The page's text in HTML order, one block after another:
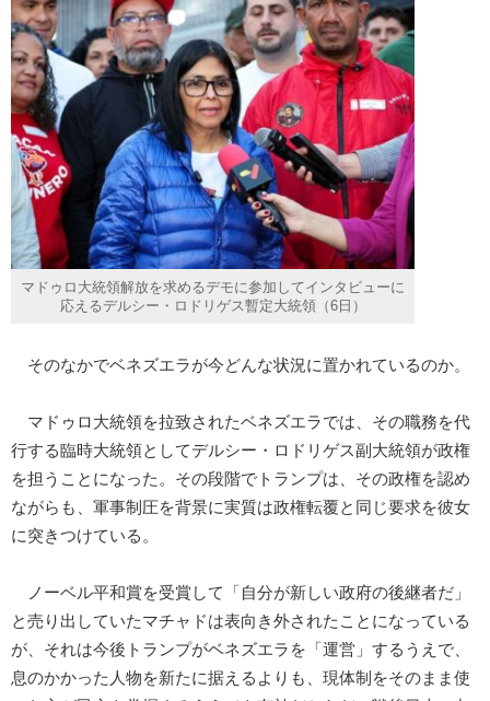
マドゥロ大統領解放を求めるデモに参加してインタビューに
応えるデルシー・ロドリゲス暫定大統領（6日）
そのなかでベネズエラが今どんな状況に置かれているのか。
マドゥロ大統領を拉致されたベネズエラでは、その職務を代
行する臨時大統領としてデルシー・ロドリゲス副大統領が政権
を担うことになった。その段階でトランプは、その政権を認め
ながらも、軍事制圧を背景に実質は政権転覆と同じ要求を彼女
に突きつけている。
ノーベル平和賞を受賞して「自分が新しい政府の後継者だ」
と売り出していたマチャドは表向き外されたことになっている
が、それは今後トランプがベネズエラを「運営」するうえで、
息のかかった人物を新たに据えるよりも、現体制をそのまま使